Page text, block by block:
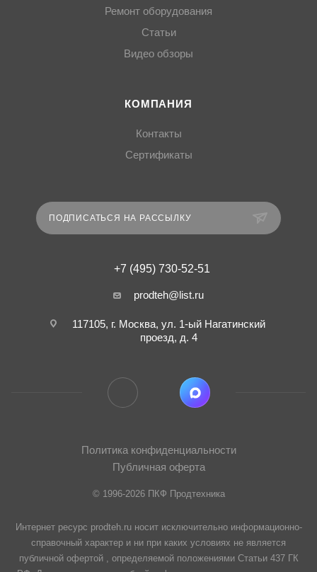
Ремонт оборудования
Статьи
Видео обзоры
КОМПАНИЯ
Контакты
Сертификаты
ПОДПИСАТЬСЯ НА РАССЫЛКУ
+7 (495) 730-52-51
prodteh@list.ru
117105, г. Москва, ул. 1-ый Нагатинский
проезд, д. 4
Политика конфиденциальности
Публичная оферта
© 1996-2026 ПКФ Продтехника
Интернет ресурс prodteh.ru носит исключительно информационно-
справочный характер и ни при каких условиях не является
публичной офертой , определяемой положениями Статьи 437 ГК